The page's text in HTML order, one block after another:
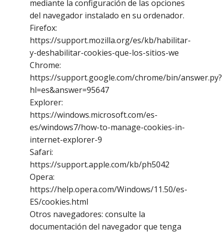
mediante la configuración de las opciones
del navegador instalado en su ordenador.
Firefox:
https://support.mozilla.org/es/kb/habilitar-
y-deshabilitar-cookies-que-los-sitios-we
Chrome:
https://support.google.com/chrome/bin/answer.py?
hl=es&answer=95647
Explorer:
https://windows.microsoft.com/es-
es/windows7/how-to-manage-cookies-in-
internet-explorer-9
Safari:
https://support.apple.com/kb/ph5042
Opera:
https://help.opera.com/Windows/11.50/es-
ES/cookies.html
Otros navegadores: consulte la
documentación del navegador que tenga